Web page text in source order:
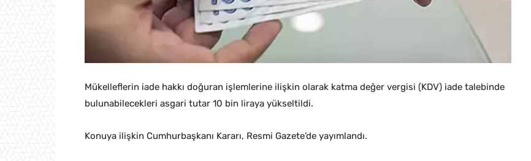
Mükelleflerin iade hakkı doğuran işlemlerine ilişkin olarak katma değer vergisi (KDV) iade talebinde
bulunabilecekleri asgari tutar 10 bin liraya yükseltildi.
Konuya ilişkin Cumhurbaşkanı Kararı, Resmi Gazete’de yayımlandı.